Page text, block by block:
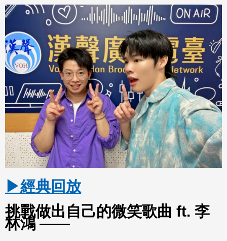
分享
Fac
eBo
ok
分享
至
Line
▶經典回放
挑戰做出自己的微笑歌曲 ft. 李
林鴻 ——